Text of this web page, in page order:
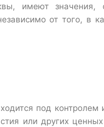
имеют значения,
от того, в
под
или других